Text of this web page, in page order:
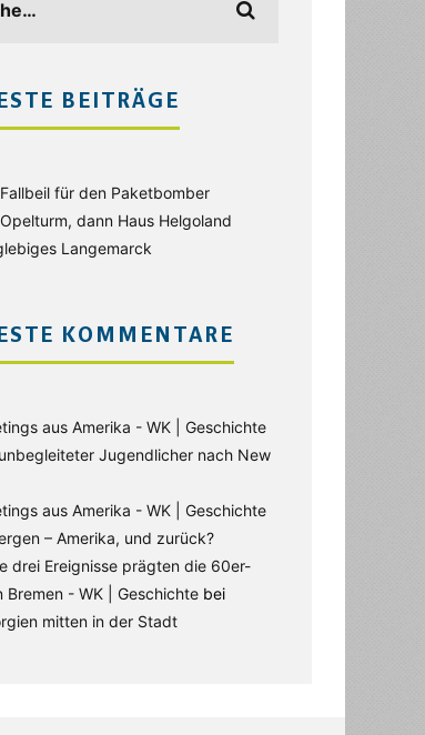
BEITRÄGE
für den Paketbomber
dann Haus Helgoland
Langemarck
KOMMENTARE
aus Amerika - WK | Geschichte
Jugendlicher nach New
aus Amerika - WK | Geschichte
– Amerika, und zurück?
drei Ereignisse prägten die 60er-
Bremen - WK | Geschichte bei
mitten in der Stadt